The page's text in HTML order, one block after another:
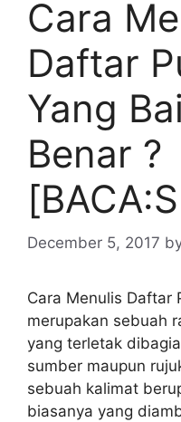
Cara
Daftar
Yang
Benar ?
December 5, 2017
Cara Menulis Daftar
merupakan sebuah
yang terletak
sumber maupun
sebuah kalimat
biasanya yang